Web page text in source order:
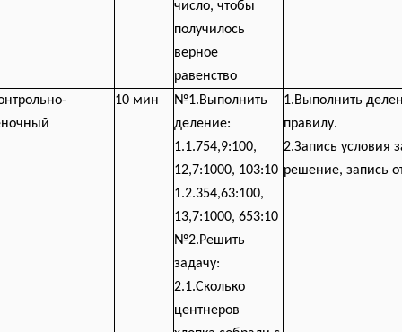
число, чтобы
получилось
верное
равенство
10 мин
№1.Выполнить
деление:
1.1.754,9:100,
12,7:1000, 103:10
1.2.354,63:100,
13,7:1000, 653:10
№2.Решить
задачу:
2.1.Сколько
центнеров
1.Выполнить
правилу.
2.Запись условия
решение, запись